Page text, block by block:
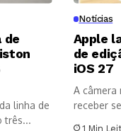
de
linha de
três...
Notícias
Apple
de
iOS 27
A câmera
receber
1 Min